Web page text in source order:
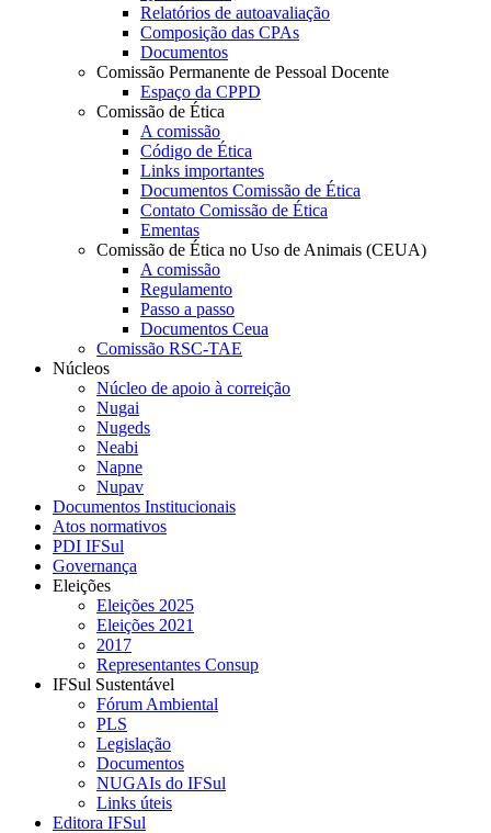
Relatórios de autoavaliação
Composição das CPAs
Documentos
Comissão Permanente de Pessoal Docente
Espaço da CPPD
Comissão de Ética
A comissão
Código de Ética
Links importantes
Documentos Comissão de Ética
Contato Comissão de Ética
Ementas
Comissão de Ética no Uso de Animais (CEUA)
A comissão
Regulamento
Passo a passo
Documentos Ceua
Comissão RSC-TAE
Núcleos
Núcleo de apoio à correição
Nugai
Nugeds
Neabi
Napne
Nupav
Documentos Institucionais
Atos normativos
PDI IFSul
Governança
Eleições
Eleições 2025
Eleições 2021
2017
Representantes Consup
IFSul Sustentável
Fórum Ambiental
PLS
Legislação
Documentos
NUGAIs do IFSul
Links úteis
Editora IFSul